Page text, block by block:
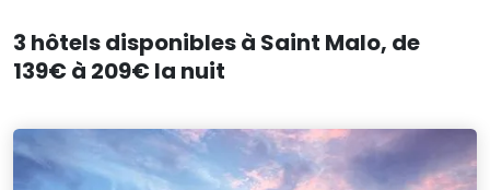
3 hôtels disponibles à Saint Malo, de
139€ à 209€ la nuit